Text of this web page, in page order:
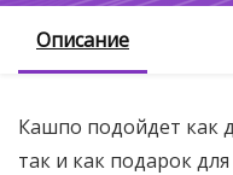
Описание
Кашпо подойдет как
так и как подарок